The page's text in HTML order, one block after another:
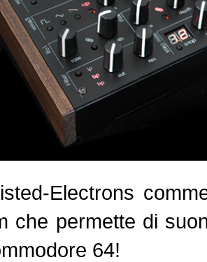
Electrons
che permette di
64!